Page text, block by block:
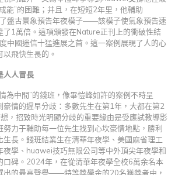
能”的困難；并且，在短短2年里，他輔助
盤古景象預告年夜模子——該模子使氣象預告速
了1萬倍。這項頒發在Nature正刊上的衝破性結
中國迷信十猛進展之首。這一案例展現了人的心
飛快生長的。
人人冒長
為中間”的錢班，像畢愷峰如許的案例不時呈
豪情的遲早分歧：多數先生在第1年，大都在第2
，招致時光明顯分歧的重要緣由是受應試教導影
努力于輔助每一位先生找到心坎豪情地點，勝利
生長。錢班結業生在清華年夜學、美國麻省理工
夜學、huawei技巧無限公司等中外頂尖年夜學和
口碑。2024年，在從清華年夜學全校6萬余名本
出的最高聲譽——特等獎學金的20名獲獎者中，